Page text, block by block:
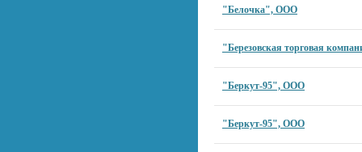
"Белочка", ООО
"Березовская торговая
"Беркут-95", ООО
"Беркут-95", ООО